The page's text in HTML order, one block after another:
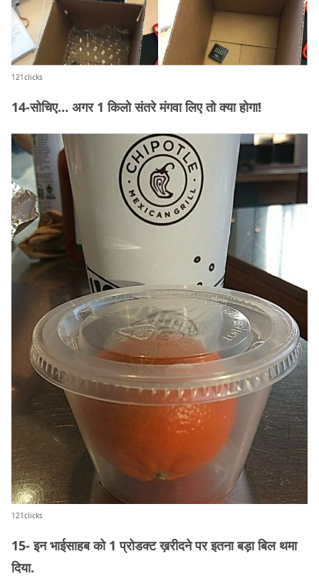
121clicks
14-सोचिए… अगर 1 किलो संतरे मंगवा लिए तो क्या होगा!
121clicks
15- इन भाईसाहब को 1 प्रोडक्ट ख़रीदने पर इतना बड़ा बिल थमा
दिया.